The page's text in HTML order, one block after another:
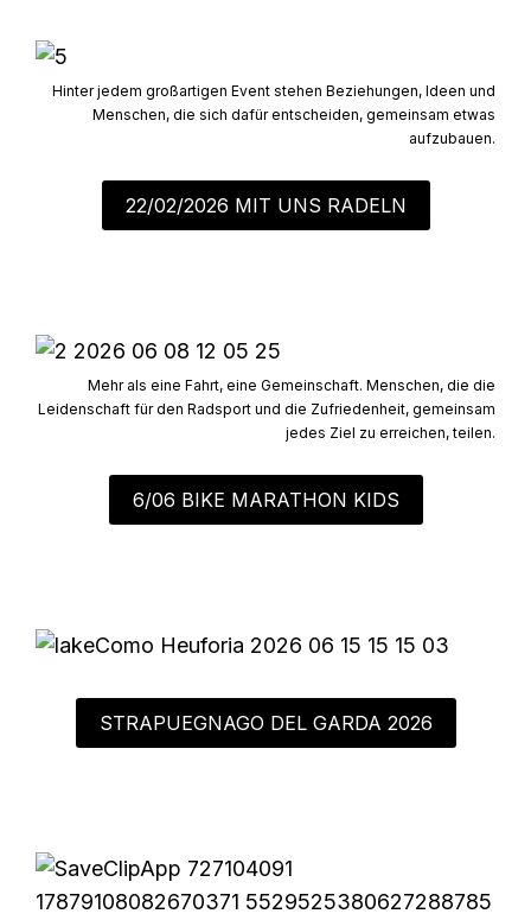
Hinter jedem großartigen Event stehen Beziehungen, Ideen und
Menschen, die sich dafür entscheiden, gemeinsam etwas
aufzubauen.
22/02/2026 MIT UNS RADELN
Mehr als eine Fahrt, eine Gemeinschaft. Menschen, die die
Leidenschaft für den Radsport und die Zufriedenheit, gemeinsam
jedes Ziel zu erreichen, teilen.
6/06 BIKE MARATHON KIDS
STRAPUEGNAGO DEL GARDA 2026